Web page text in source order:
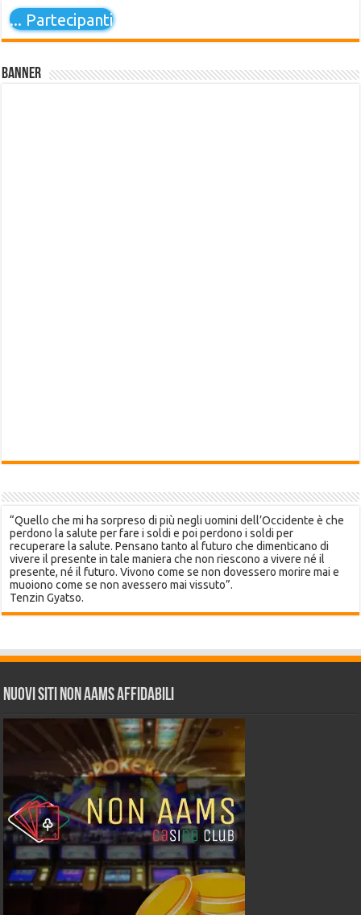
... Partecipanti
Banner
“Quello che mi ha sorpreso di più negli uomini dell’Occidente è che
perdono la salute per fare i soldi e poi perdono i soldi per
recuperare la salute. Pensano tanto al futuro che dimenticano di
vivere il presente in tale maniera che non riescono a vivere né il
presente, né il futuro. Vivono come se non dovessero morire mai e
muoiono come se non avessero mai vissuto”.
Tenzin Gyatso.
Nuovi siti non AAMS affidabili